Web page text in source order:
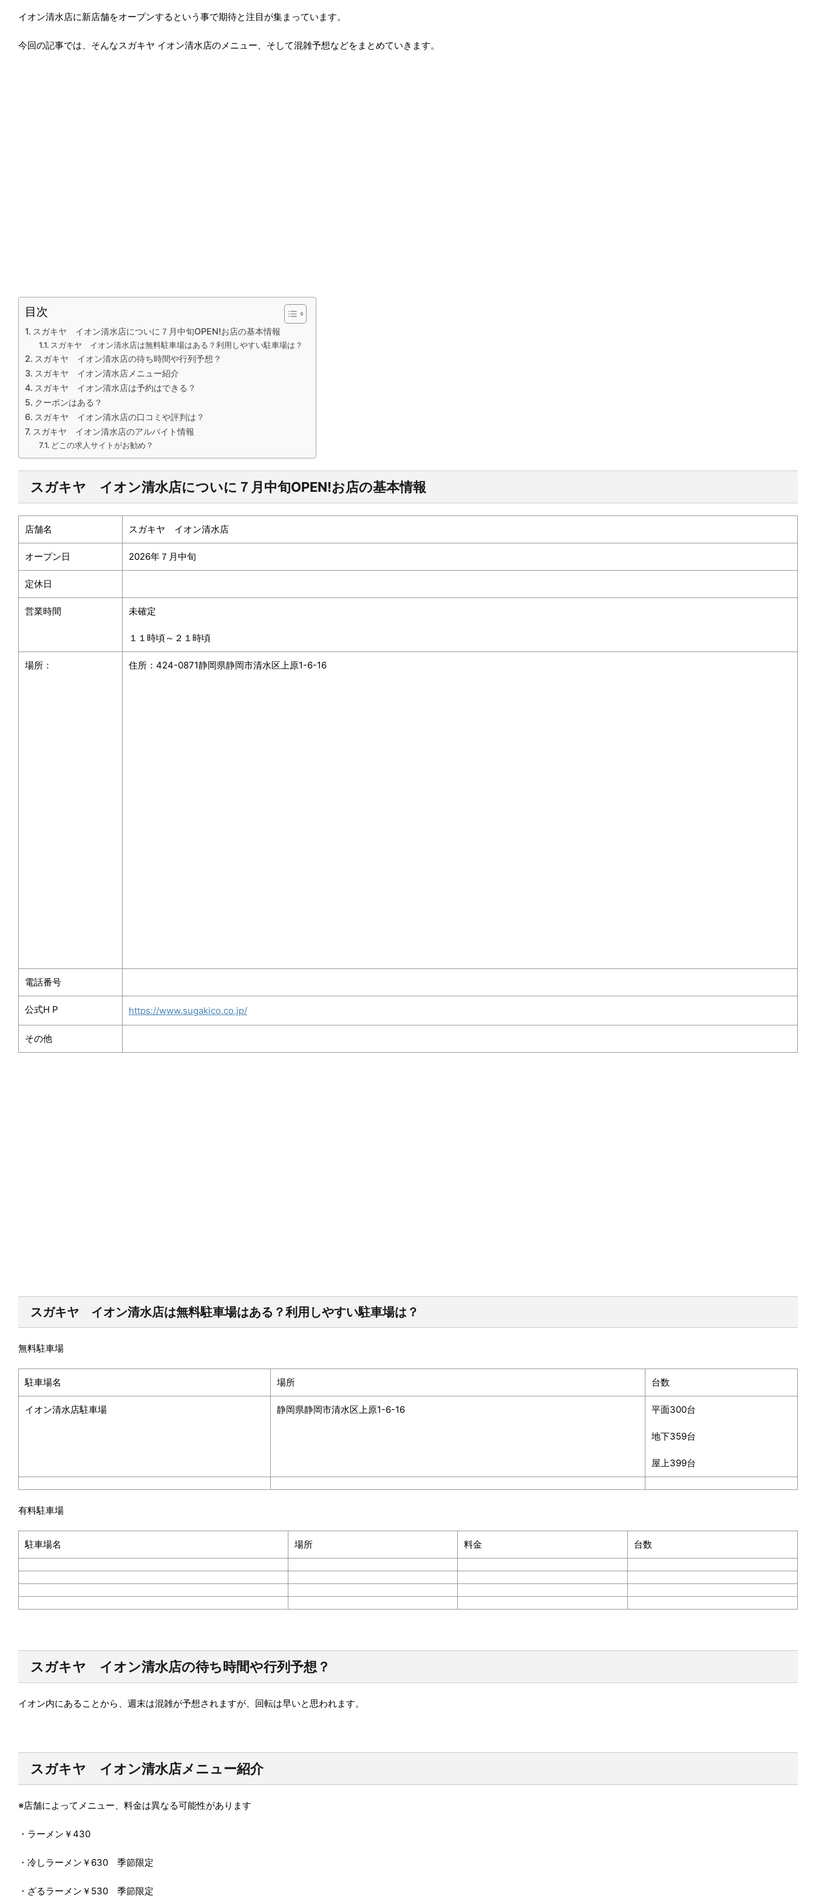
イオン清水店に新店舗をオープンするという事で期待と注目が集まっています。
今回の記事では、そんなスガキヤ イオン清水店のメニュー、そして混雑予想などをまとめていきます。
目次
スガキヤ イオン清水店についに７月中旬OPEN!お店の基本情報
スガキヤ イオン清水店は無料駐車場はある？利用しやすい駐車場は？
スガキヤ イオン清水店の待ち時間や行列予想？
スガキヤ イオン清水店メニュー紹介
スガキヤ イオン清水店は予約はできる？
クーポンはある？
スガキヤ イオン清水店の口コミや評判は？
スガキヤ イオン清水店のアルバイト情報
どこの求人サイトがお勧め？
スガキヤ イオン清水店についに７月中旬OPEN!お店の基本情報
店舗名 スガキヤ イオン清水店
オープン日 2026年７月中旬
定休日
営業時間 未確定
１１時頃～２１時頃
場所： 住所： 424-0871静岡県静岡市清水区上原1-6-16
電話番号
公式H P https://www.sugakico.co.jp/
その他
スガキヤ イオン清水店は無料駐車場はある？利用しやすい駐車場は？
無料駐車場
駐車場名 場所 台数
イオン清水店駐車場 静岡県静岡市清水区上原1-6-16 平面300台
地下359台
屋上399台
有料駐車場
駐車場名 場所 料金 台数
スガキヤ イオン清水店の待ち時間や行列予想？
イオン内にあることから、週末は混雑が予想されますが、回転は早いと思われます。
スガキヤ イオン清水店メニュー紹介
※店舗によってメニュー、料金は異なる可能性があります
・ラーメン￥430
・冷しラーメン￥ 630 季節限定
・ざるラーメン￥ 530 季節限定